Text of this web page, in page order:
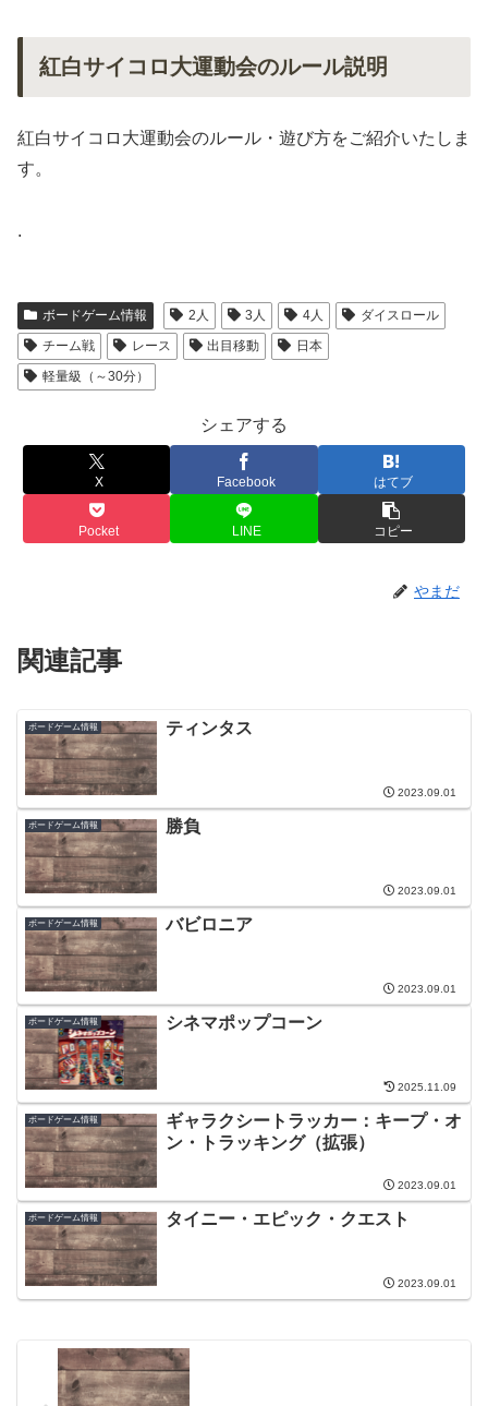
紅白サイコロ大運動会のルール説明
紅白サイコロ大運動会のルール・遊び方をご紹介いたしま
す。
.
ボードゲーム情報 2人 3人 4人
ダイスロール
チーム戦
レース 出目移動
日本
軽量級（～30分）
シェアする
X Facebook はてブ
Pocket LINE コピー
やまだ
関連記事
ボードゲーム情報 ティンタス
2023.09.01
ボードゲーム情報 勝負
2023.09.01
ボードゲーム情報 バビロニア
2023.09.01
ボードゲーム情報 シネマポップコーン
2025.11.09
ボードゲーム情報
ギャラクシートラッカー：キープ・オ
ン・トラッキング（拡張）
2023.09.01
ボードゲーム情報 タイニー・エピック・クエスト
2023.09.01